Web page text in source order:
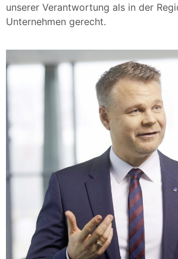
unserer Verantwortung als in der
Unternehmen gerecht.